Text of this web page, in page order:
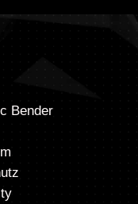
Bender